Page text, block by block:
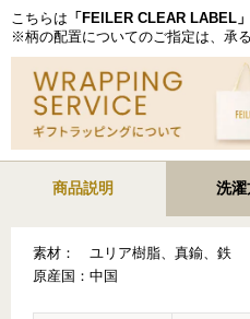
こちらは 「FEILER CLEAR LABEL」
※柄の配置についてのご指定は、承
商品説明 洗濯
素材：
ユリア樹脂、真鍮、鉄
原産国： 中国